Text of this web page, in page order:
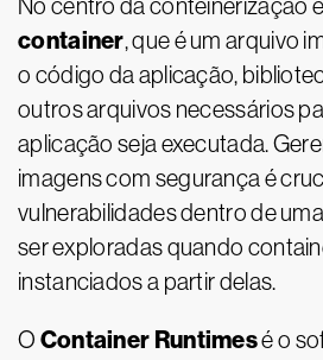
No centro da conteinerização
container, que é um arquivo
o código da aplicação,
outros arquivos necessários
aplicação seja executada.
imagens com segurança é
vulnerabilidades dentro de
ser exploradas quando
instanciados a partir delas.
O Container Runtimesé o